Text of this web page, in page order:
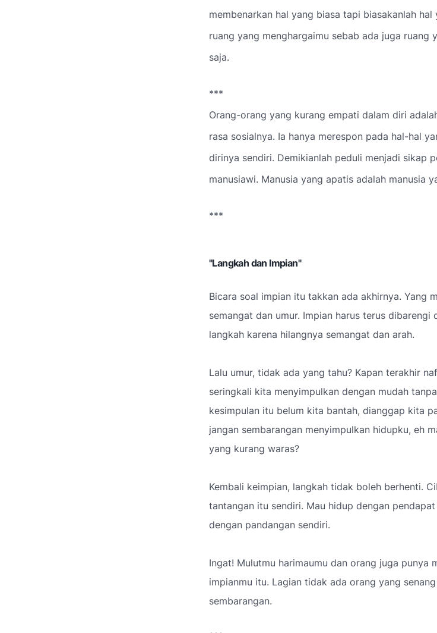
membenarkan hal yang biasa tapi biasakanlah hal
ruang yang menghargaimu sebab ada juga ruang
saja.
***
Orang-orang yang kurang empati dalam diri
rasa sosialnya. Ia hanya merespon pada hal-hal
dirinya sendiri. Demikianlah peduli menjadi sikap
manusiawi. Manusia yang apatis adalah manusia
***
"Langkah dan Impian"
Bicara soal impian itu takkan ada akhirnya. Yang
semangat dan umur. Impian harus terus dibarengi
langkah karena hilangnya semangat dan arah.
Lalu umur, tidak ada yang tahu? Kapan terakhir
seringkali kita menyimpulkan dengan mudah
kesimpulan itu belum kita bantah, dianggap kita
jangan sembarangan menyimpulkan hidupku, eh
yang kurang waras?
Kembali keimpian, langkah tidak boleh berhenti.
tantangan itu sendiri. Mau hidup dengan
dengan pandangan sendiri.
Ingat! Mulutmu harimaumu dan orang juga punya
impianmu itu. Lagian tidak ada orang yang
sembarangan.